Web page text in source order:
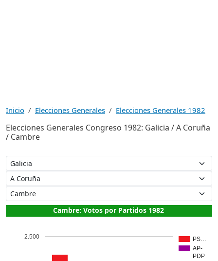
Inicio Elecciones Generales Elecciones Generales 1982
Elecciones Generales Congreso 1982: Galicia / A Coruña
/ Cambre
Cambre: Votos por Partidos 1982
PS…
AP-
PDP
2.500